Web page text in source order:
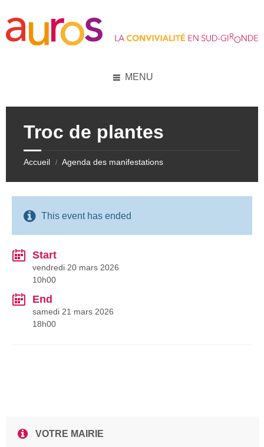
content
left
sidebar
right
sidebar
footer
MENU
Troc de plantes
Accueil / Agenda des manifestations
This event has ended
Start
vendredi 20 mars 2026
10h00
End
samedi 21 mars 2026
18h00
VOTRE MAIRIE